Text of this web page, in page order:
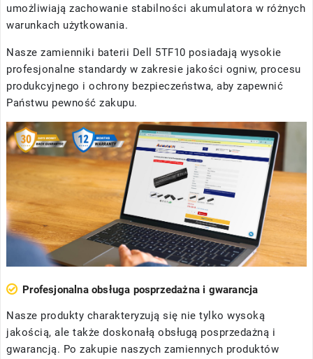
umożliwiają zachowanie stabilności akumulatora w różnych
warunkach użytkowania.
Nasze zamienniki baterii Dell 5TF10 posiadają wysokie
profesjonalne standardy w zakresie jakości ogniw, procesu
produkcyjnego i ochrony bezpieczeństwa, aby zapewnić
Państwu pewność zakupu.
Profesjonalna obsługa posprzedażna i gwarancja
Nasze produkty charakteryzują się nie tylko wysoką
jakością, ale także doskonałą obsługą posprzedażną i
gwarancją. Po zakupie naszych zamiennych produktów